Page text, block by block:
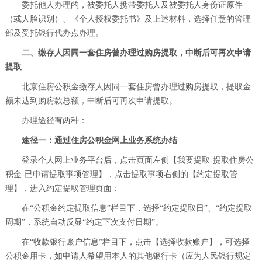
委托他人办理的，被委托人携带委托人及被委托人身份证原件
（或人脸识别）、《个人授权委托书》及上述材料，选择任意的管理
部及受托银行代办点办理。
二、缴存人因同一套住房曾办理过购房提取，中断后可再次申请
提取
北京住房公积金缴存人因同一套住房曾办理过购房提取，提取金
额未达到购房款总额，中断后可再次申请提取。
办理途径有两种：
途径一：通过住房公积金网上业务系统办结
登录个人网上业务平台后，点击页面左侧【我要提取-提取住房公
积金-已申请提取事项管理】，点击提取事项右侧的【约定提取管
理】，进入约定提取管理页面：
在“公积金约定提取信息”栏目下，选择“约定提取日”、“约定提取
周期”，系统自动反显“约定下次支付日期”。
在“收款银行账户信息”栏目下，点击【选择收款账户】，可选择
公积金用卡，如申请人希望用本人的其他银行卡（应为人民银行规定